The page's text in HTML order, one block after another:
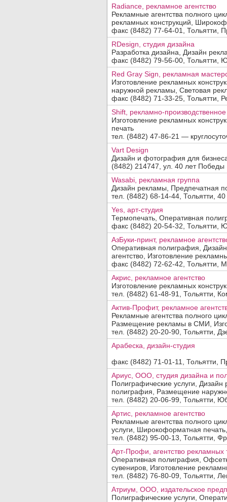
Radiance, рекламное агентство
Рекламные агентства полного
рекламных конструкций,
факс (8482) 77-64-01, Тольятти,
RDesign, студия дизайна
Разработка дизайна, Дизайн
факс (8482) 79-56-00, Тольятти,
Red Gray Sign, рекламная
Изготовление рекламных
наружной рекламы, Световая
факс (8482) 71-33-25, Тольятти,
Shift, рекламно-
Изготовление рекламных
печать
тел. (8482) 47-86-21 —
Vart Design
Дизайн и фотография для
(8482) 214747, ул. 40 лет
Wasabi, рекламная группа
Дизайн рекламы, Предпечатная
тел. (8482) 68-14-44, Тольятти,
Yes, арт-студия
Термопечать, Оперативная
факс (8482) 20-54-32, Тольятти,
АзБуки-принт, рекламное
Оперативная полиграфия,
агентство, Изготовление
факс (8482) 72-62-42, Тольятти,
Акрис, рекламное агентство
Изготовление рекламных
тел. (8482) 61-48-91, Тольятти,
Актив-Профит, рекламное
Рекламные агентства полного
Размещение рекламы в СМИ,
тел. (8482) 20-20-90, Тольятти,
Арабеска, дизайн-студия
факс (8482) 71-01-11, Тольятти,
Ариус, ООО, студия дизайна и
Полиграфические услуги,
полиграфия, Размещение
тел. (8482) 20-06-99, Тольятти,
Артис, рекламное агентство
Рекламные агентства полного
услуги, Широкоформатная
тел. (8482) 95-00-13, Тольятти,
Арт-Профи, агентство рекламных
Оперативная полиграфия,
сувениров, Изготовление
тел. (8482) 76-80-09, Тольятти,
Атриум, ООО, издательское
Полиграфические услуги,